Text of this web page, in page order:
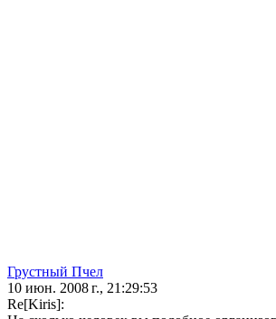
Грустный Пчел
10 июн. 2008 г., 21:29:53
Re[Kiris]: